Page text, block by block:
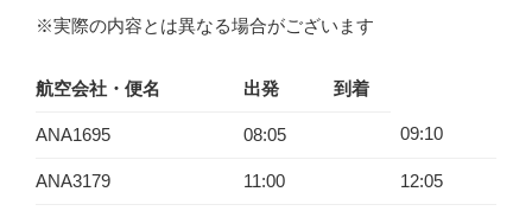
※実際の内容とは異なる場合がございます
航空会社・便名 出発 到着
ANA1695 08:05 09:10
ANA3179 11:00 12:05